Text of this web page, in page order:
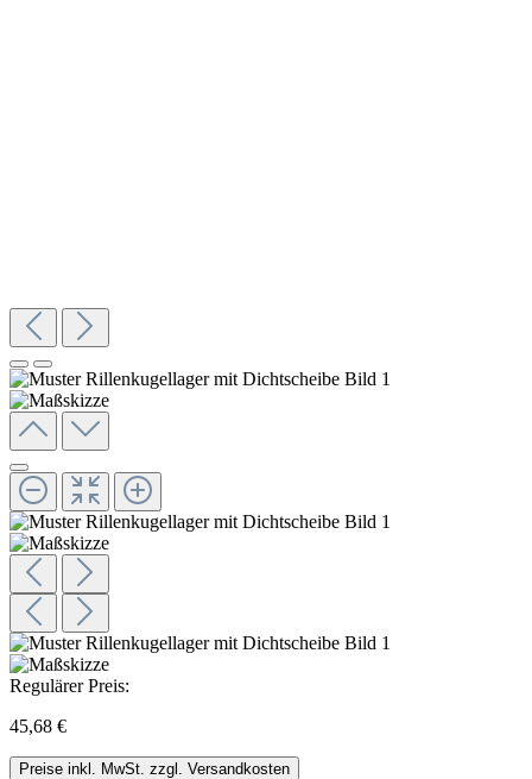
Regulärer Preis:
45,68 €
Preise inkl. MwSt. zzgl. Versandkosten